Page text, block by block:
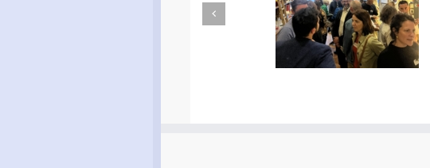
Accélérateur de
l’engagement
Previous